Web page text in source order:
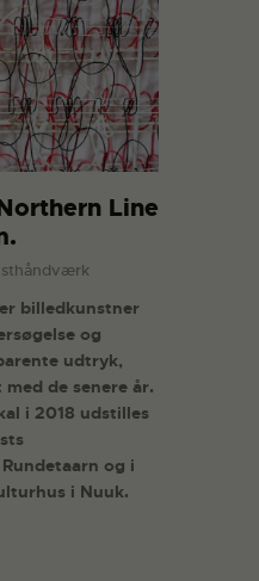
Line
billedkunstner
og
udtryk,
de senere år.
i 2018 udstilles
og i
i Nuuk.